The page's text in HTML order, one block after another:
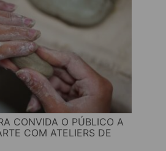
CONVIDA O PÚBLICO A
COM ATELIERS DE